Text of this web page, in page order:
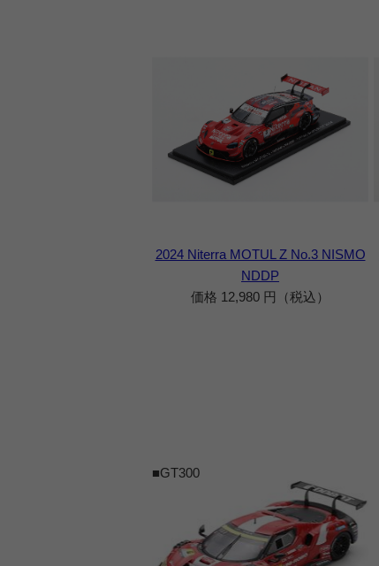
2024 Niterra MOTUL Z No.3 NISMO
NDDP
価格 12,980 円（税込）
■GT300